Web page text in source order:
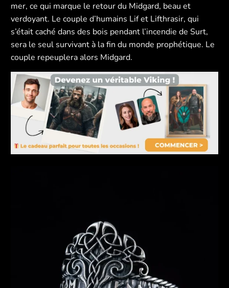
mer, ce qui marque le retour du Midgard, beau et
verdoyant. Le couple d’humains Lif et Lifthrasir, qui
s’était caché dans des bois pendant l’incendie de Surt,
sera le seul survivant à la fin du monde prophétique. Le
couple repeuplera alors Midgard.